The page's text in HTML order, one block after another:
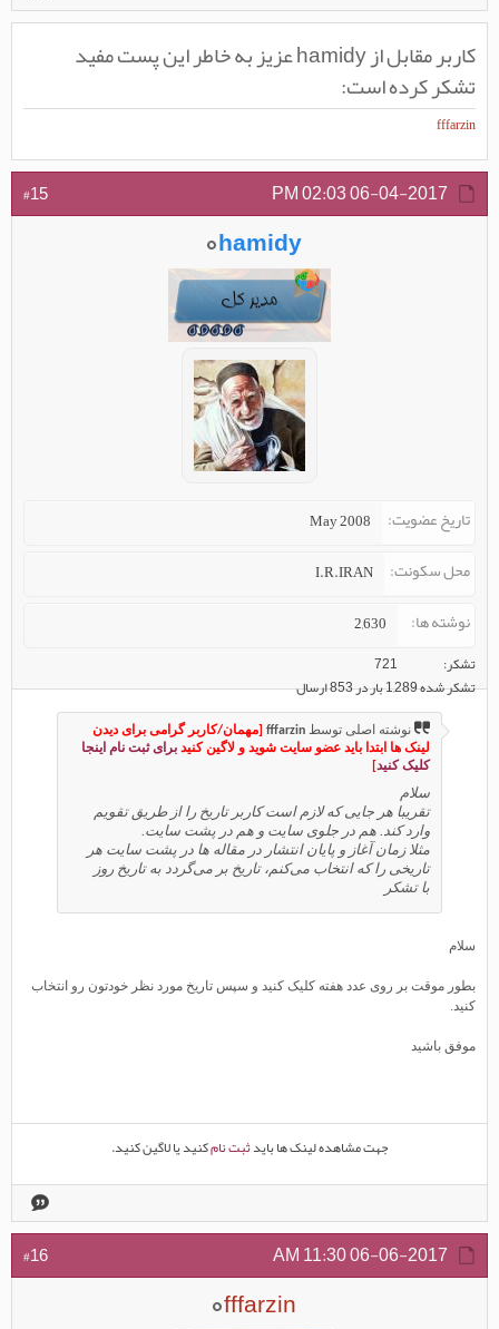
کاربر مقابل از hamidy عزیز به خاطر این پست مفید
تشکر کرده است:
fffarzin
06-04-2017
02:03 PM
#15
hamidy
تاریخ عضویت May 2008
محل سکونت I.R.IRAN
نوشته ها 2,630
تشکر
721
تشکر شده 1,289 بار در 853 ارسال
نوشته اصلی توسط fffarzin [مهمان/کاربر گرامی برای دیدن
لینک ها ابتدا باید عضو سایت شوید و لاگین کنید برای ثبت نام اینجا
کلیک کنید]
سلام
تقریبا هر جایی که لازم است کاربر تاریخ را از طریق تقویم
وارد کند. هم در جلوی سایت و هم در پشت سایت.
مثلا زمان آغاز و پایان انتشار در مقاله ها در پشت سایت هر
تاریخی را که انتخاب می‌کنم، تاریخ بر می‌گردد به تاریخ روز
با تشکر
سلام
بطور موقت بر روی عدد هفته کلیک کنید و سپس تاریخ مورد نظر خودتون رو انتخاب
کنید.
موفق باشید
جهت مشاهده لینک ها بایدثبت نامکنید یا لاگین کنید.
06-06-2017
11:30 AM
#16
fffarzin